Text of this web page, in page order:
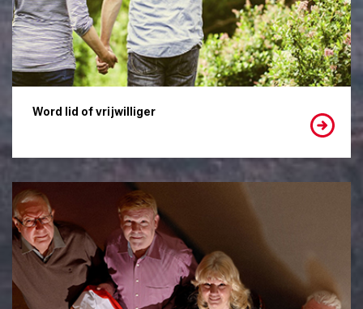
Word lid of vrijwilliger